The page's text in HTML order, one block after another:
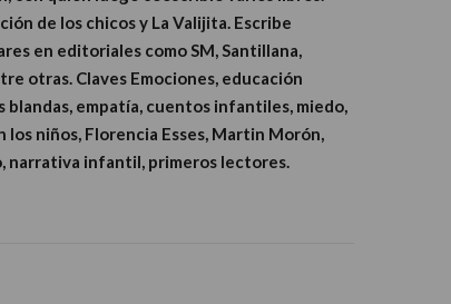
de los chicos y La Valijita. Escribe
en editoriales como SM, Santillana,
otras. Claves Emociones, educación
empatía, cuentos infantiles, miedo,
niños, Florencia Esses, Martin Morón,
narrativa infantil, primeros lectores.